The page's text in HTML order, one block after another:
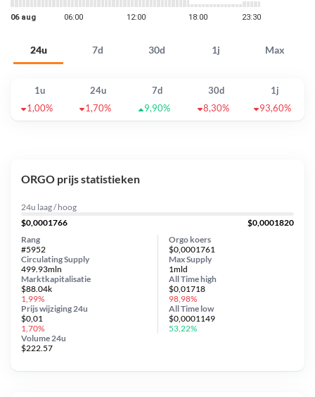
24u 7d 30d 1j Max
1u 24u 7d 30d
1j
1,00%
1,70% 9,90% 8,30% 93,60%
ORGO prijs statistieken
24u laag / hoog
$0,0001766
$0,0001820
Orgo koers
$0,0001761
Circulating Supply
499.93mln
Prijs wijziging 24u
$0,01
1,70%
Max Supply
1mld
Marktkapitalisatie
$88.04k
1,99%
Volume 24u
$222.57
Rang
#5952
All Timehigh
$0,01718
98,98%
All Time low
$0,0001149
53,22%